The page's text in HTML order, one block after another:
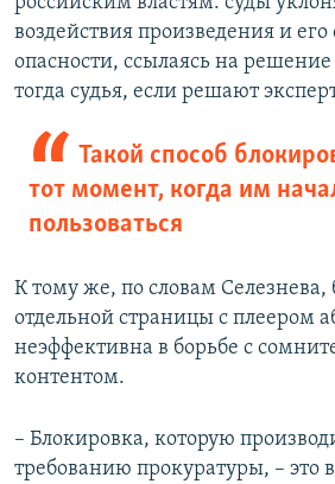
воздействия произведения и
опасности, ссылаясь на
тогда судья, если решают
Такой способ
тот момент, когда им
пользоваться
К тому же, по словам Селезнева,
отдельной страницы с плеером
неэффективна в борьбе с
контентом.
– Блокировка, которую
требованию прокуратуры, – это